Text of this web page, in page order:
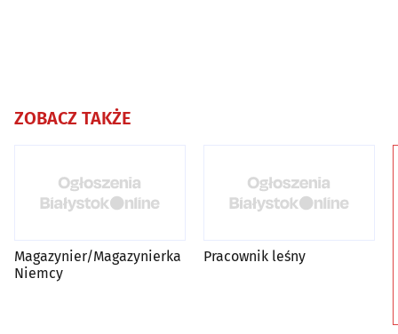
ZOBACZ TAKŻE
Magazynier/Magazynierka
Niemcy
Pracownik leśny